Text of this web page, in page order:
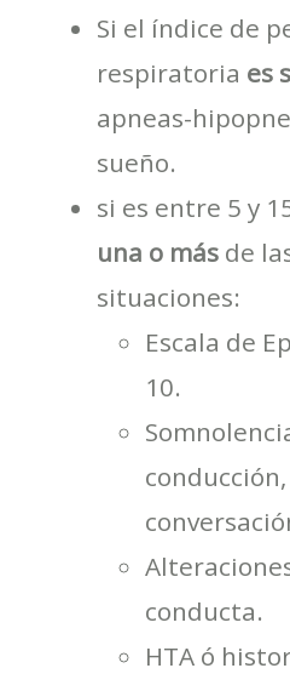
Si el índice de
respiratoria es
apneas-
sueño.
si es entre 5 y
una o más de
situaciones:
Escala de
10.
conducta.
HTA ó